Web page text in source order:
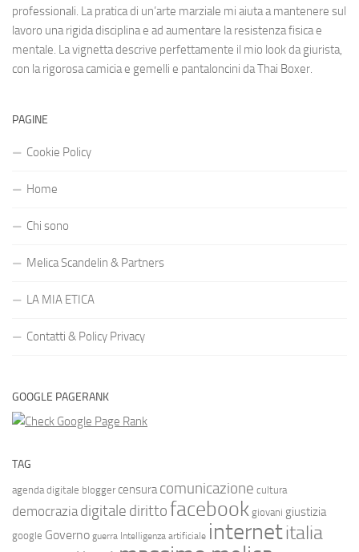
professionali. La pratica di un’arte marziale mi aiuta a mantenere sul
lavoro una rigida disciplina e ad aumentare la resistenza fisica e
mentale. La vignetta descrive perfettamente il mio look da giurista,
con la rigorosa camicia e gemelli e pantaloncini da Thai Boxer.
PAGINE
Cookie Policy
Home
Chi sono
Melica Scandelin & Partners
LA MIA ETICA
Contatti & Policy Privacy
GOOGLE PAGERANK
TAG
agenda digitale blogger censura comunicazione cultura
democrazia digitale dirittofacebook giovani giustizia
google Governo guerra Intelligenza artificiale internetitalia